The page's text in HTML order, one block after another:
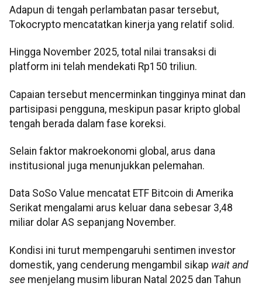
Adapun di tengah perlambatan pasar tersebut,
Tokocrypto mencatatkan kinerja yang relatif solid.
Hingga November 2025, total nilai transaksi di
platform ini telah mendekati Rp150 triliun.
Capaian tersebut mencerminkan tingginya minat dan
partisipasi pengguna, meskipun pasar kripto global
tengah berada dalam fase koreksi.
Selain faktor makroekonomi global, arus dana
institusional juga menunjukkan pelemahan.
Data SoSo Value mencatat ETF Bitcoin di Amerika
Serikat mengalami arus keluar dana sebesar 3,48
miliar dolar AS sepanjang November.
Kondisi ini turut mempengaruhi sentimen investor
domestik, yang cenderung mengambil sikap wait and
see menjelang musim liburan Natal 2025 dan Tahun